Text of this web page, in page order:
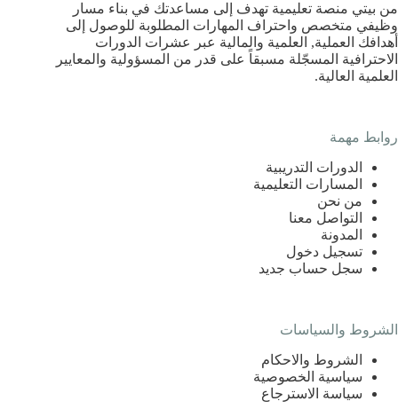
من بيتي منصة تعليمية تهدف إلى مساعدتك في بناء مسار
وظيفي متخصص واحتراف المهارات المطلوبة للوصول إلى
أهدافك العملية, العلمية والمالية عبر عشرات الدورات
الاحترافية المسجّلة مسبقاً على قدر من المسؤولية والمعايير
العلمية العالية.
روابط مهمة
الدورات التدريبية
المسارات التعليمية
من نحن
التواصل معنا
المدونة
تسجيل دخول
سجل حساب جديد
الشروط والسياسات
الشروط والاحكام
سياسية الخصوصية
سياسة الاسترجاع